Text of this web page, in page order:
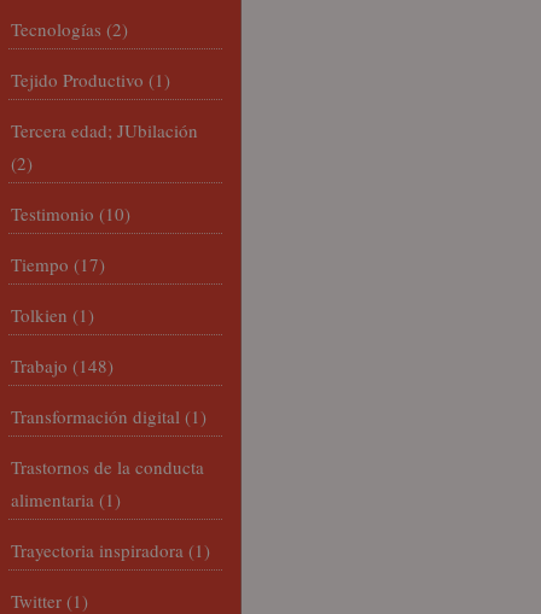
Tecnologías (2)
Tejido Productivo (1)
Tercera edad; JUbilación
(2)
Testimonio (10)
Tiempo (17)
Tolkien (1)
Trabajo (148)
Transformación digital (1)
Trastornos de la conducta
alimentaria (1)
Trayectoria inspiradora (1)
Twitter (1)